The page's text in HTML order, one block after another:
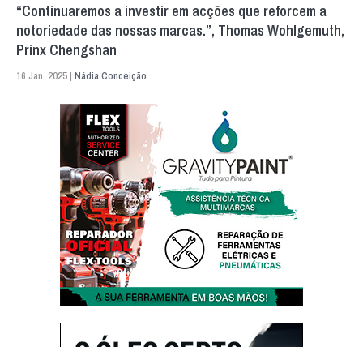
“Continuaremos a investir em acções que reforcem a
notoriedade das nossas marcas.”, Thomas Wohlgemuth,
Prinx Chengshan
16 Jan. 2025 | Nádia Conceição